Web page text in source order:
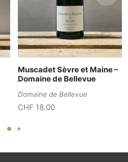
Muscadet Sèvre et Maine –
Domaine de Bellevue
Domaine de Bellevue
CHF 18.00